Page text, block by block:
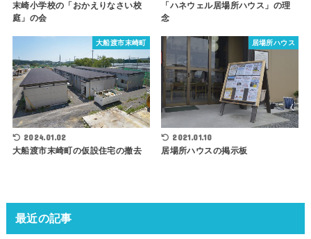
末崎小学校の「おかえりなさい校
庭」の会
「ハネウェル居場所ハウス」の理
念
大船渡市末崎町
2024.01.02
大船渡市末崎町の仮設住宅の撤去
居場所ハウス
2021.01.10
居場所ハウスの掲示板
最近の記事